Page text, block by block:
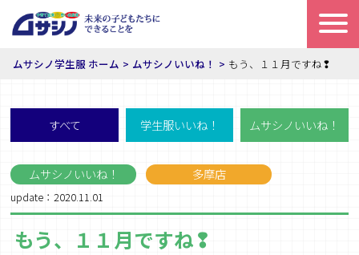
ムサシノ学生服 ホーム ムサシノいいね！ もう、１１月ですね❢
すべて 学生服いいね！ ムサシノいいね！
ムサシノいいね！ 多摩店
update：2020.11.01
もう、１１月ですね❢